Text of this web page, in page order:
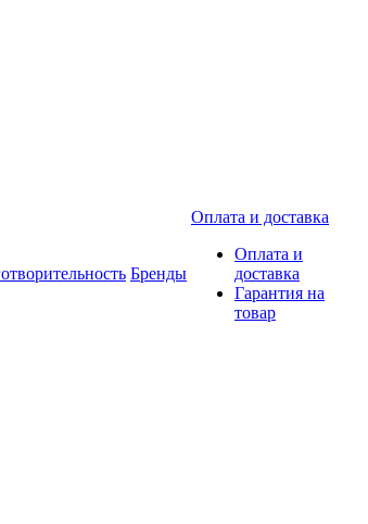
Бренды
Оплата и доставка
Оплата и
доставка
Гарантия на
товар